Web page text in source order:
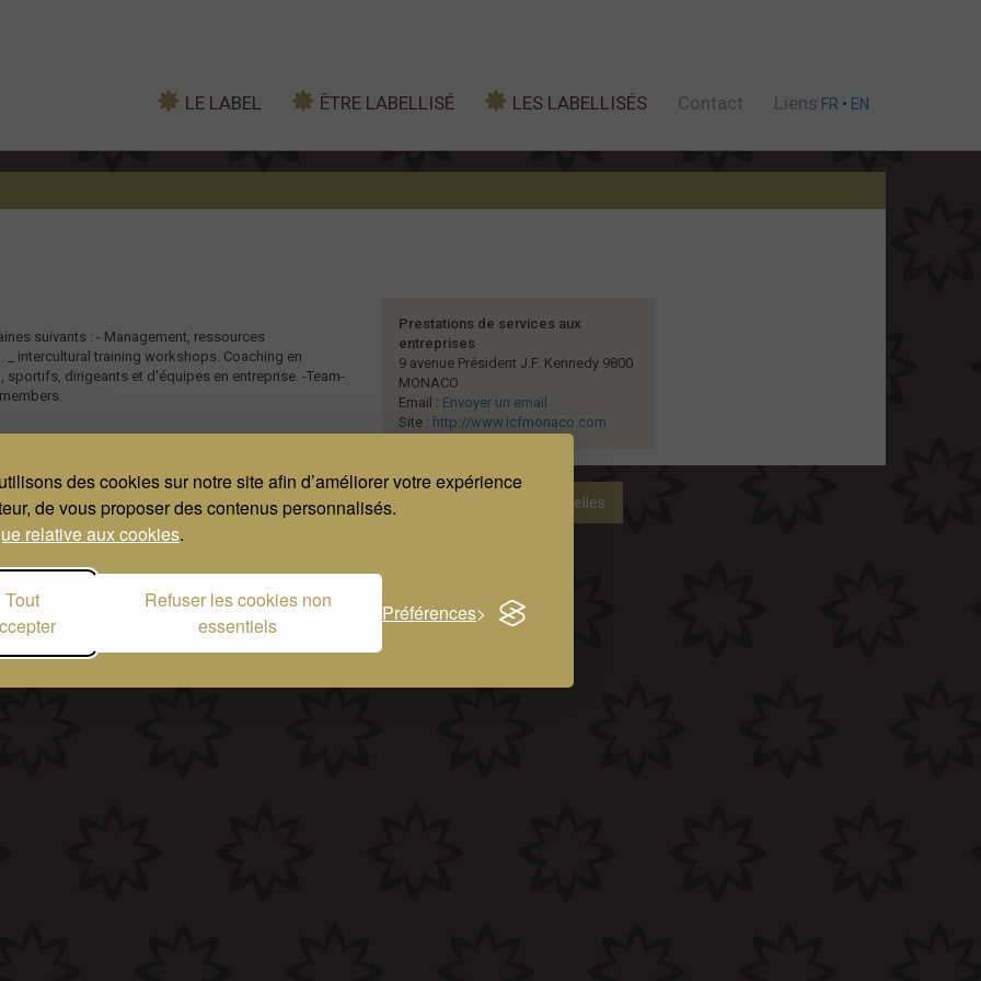
des cookies sur notre site afin d’améliorer votre expérience
de vous proposer des contenus personnalisés.
relative aux cookies.
Tout
Refuser les cookies non
essentiels
Préférences
LE LABEL ÊTRE LABELLISÉ LES LABELLISÉS Contact Liens FR • EN
suivants : - Management, ressources
_ intercultural training workshops. Coaching en
sportifs, dirigeants et d'équipes en entreprise. -Team-
Prestations de services aux
entreprises
9 avenue Président J.F. Kennedy 9800
MONACO
Email : Envoyer un email
Site : http://www.icfmonaco.com
Conditions Générales d’Utilisation Protection des données personnelles